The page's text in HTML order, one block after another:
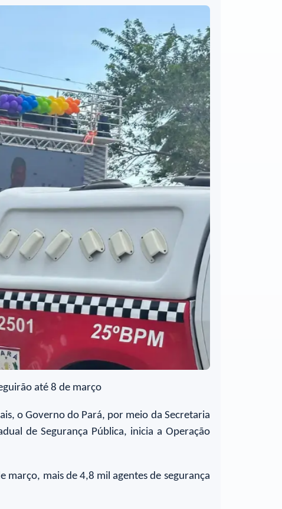
até 8 de março
o Governo do Pará, por meio da Secretaria
de Segurança Pública, inicia a Operação
março, mais de 4,8 mil agentes de segurança